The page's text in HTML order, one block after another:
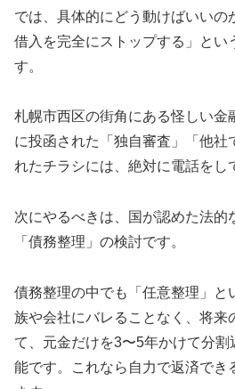
では、具体的にどう動けばいいの
借入を完全にストップする」とい
す。
札幌市西区の街角にある怪しい金
に投函された「独自審査」「他社
れたチラシには、絶対に電話をし
次にやるべきは、国が認めた法的
「債務整理」の検討です。
債務整理の中でも「任意整理」と
族や会社にバレることなく、将来
て、元金だけを3〜5年かけて分
能です。これなら自力で返済でき